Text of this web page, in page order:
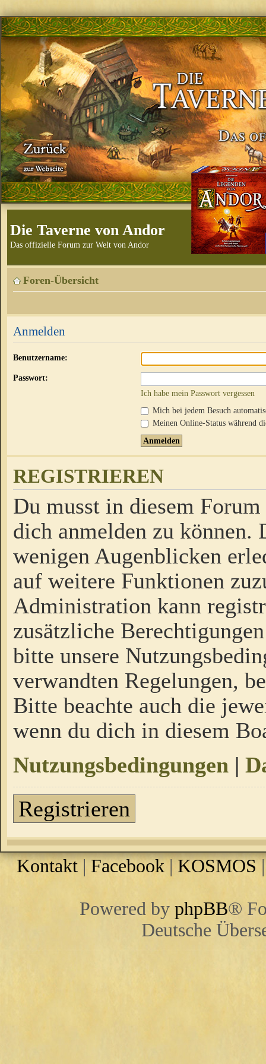
Die Taverne von Andor
Das offizielle Forum zur Welt von Andor
Foren-Übersicht
Anmelden
Benutzername:
Passwort:
Ich habe mein Passwort vergessen
Mich bei jedem Besuch
Meinen Online-Status während
REGISTRIEREN
Du musst in diesem
dich anmelden zu
wenigen Augenblicken
auf weitere Funktionen
Administration kann
zusätzliche
bitte unsere
verwandten Regelungen,
Bitte beachte auch die
wenn du dich in diesem
Nutzungsbedingungen |
Registrieren
Kontakt | Facebook |KOSMOS
Powered by phpBB®
Deutsche